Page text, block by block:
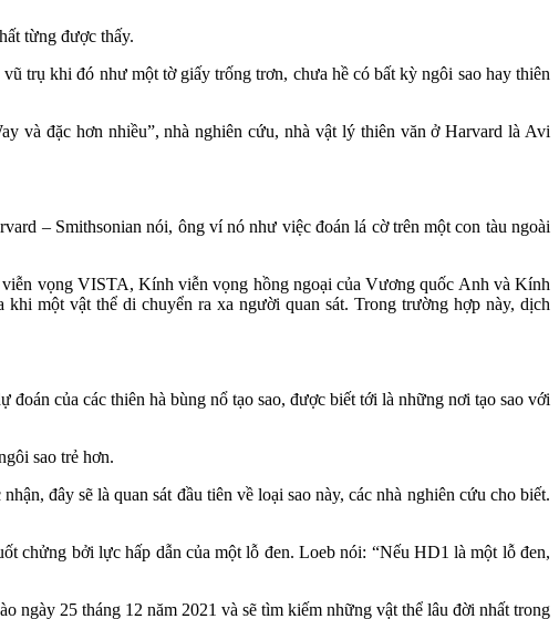
từng được thấy.
trụ khi đó như một tờ giấy trống trơn, chưa hề có bất kỳ ngôi sao hay thiên
và đặc hơn nhiều”, nhà nghiên cứu, nhà vật lý thiên văn ở Harvard là Avi
– Smithsonian nói, ông ví nó như việc đoán lá cờ trên một con tàu ngoài
vọng VISTA, Kính viễn vọng hồng ngoại của Vương quốc Anh và Kính
một vật thể di chuyển ra xa người quan sát. Trong trường hợp này, dịch
của các thiên hà bùng nổ tạo sao, được biết tới là những nơi tạo sao với
sao trẻ hơn.
đây sẽ là quan sát đầu tiên về loại sao này, các nhà nghiên cứu cho biết.
chửng bởi lực hấp dẫn của một lỗ đen. Loeb nói: “Nếu HD1 là một lỗ đen,
ngày 25 tháng 12 năm 2021 và sẽ tìm kiếm những vật thể lâu đời nhất trong